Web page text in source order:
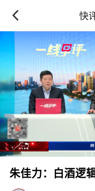
快
朱佳力：白酒逻